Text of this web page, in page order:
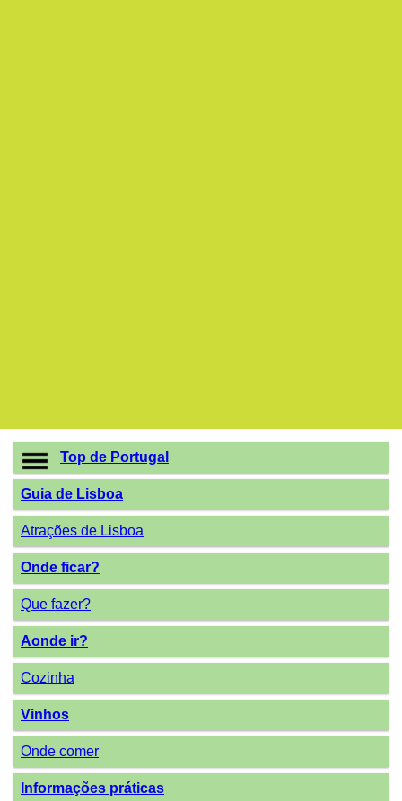
Top de Portugal
Guia de Lisboa
Atrações de Lisboa
Onde ficar?
Que fazer?
Aonde ir?
Cozinha
Vinhos
Onde comer
Informações práticas